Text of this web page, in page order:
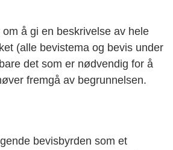
å gi en beskrivelse av hele
(alle bevistema og bevis under
det som er nødvendig for å
fremgå av begrunnelsen.
bevisbyrden som et